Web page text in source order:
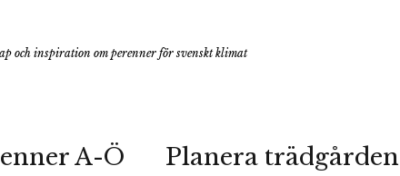
och inspiration om perenner för svenskt klimat
A-Ö Planera trädgården